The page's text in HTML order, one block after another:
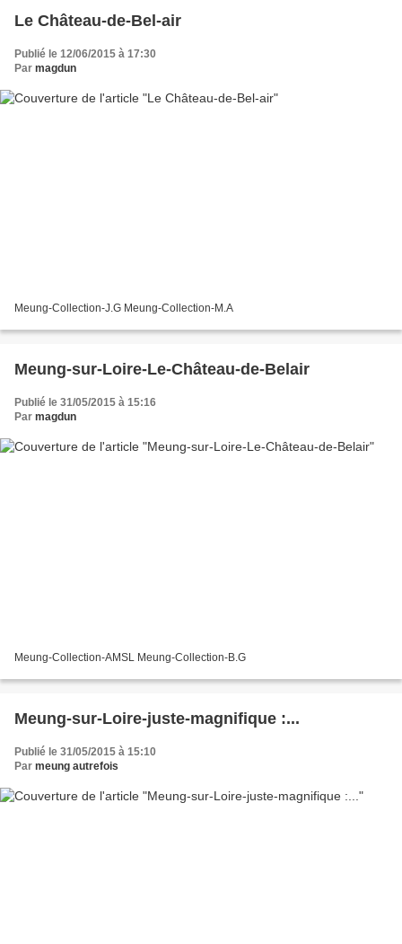
Le Château-de-Bel-air
Publié le 12/06/2015 à 17:30
Par magdun
Meung-Collection-J.G Meung-Collection-M.A
Meung-sur-Loire-Le-Château-de-Belair
Publié le 31/05/2015 à 15:16
Par magdun
Meung-Collection-AMSL Meung-Collection-B.G
Meung-sur-Loire-juste-magnifique :...
Publié le 31/05/2015 à 15:10
Par meung autrefois